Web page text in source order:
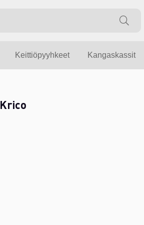
Keittiöpyyhkeet Kangaskassit
Krico